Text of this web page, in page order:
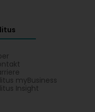
myBusiness
Insight